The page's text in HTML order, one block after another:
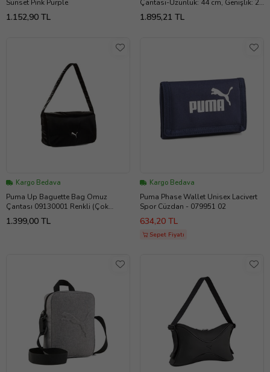
Sunset Pink Purple
1.152,90 TL
Çantası-Uzunluk: 44 cm, Genişlik: 25
cm, Yükseklik: 20,5 cm 09118801
Siyah
1.895,21 TL
Kargo Bedava
Puma Up Baguette Bag Omuz
Çantası 09130001 Renkli (Çok
Renkli)
1.399,00 TL
Kargo Bedava
Puma Phase Wallet Unisex Lacivert
Spor Cüzdan - 079951 02
634,20 TL
Sepet Fiyatı